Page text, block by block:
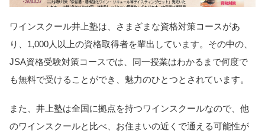
ワインスクール井上塾は、さまざまな資格対策コースがあ
り、1,000人以上の資格取得者を輩出しています。その中の、
JSA資格受験対策コースでは、同一授業はわかるまで何度で
も無料で受けることができ、魅力のひとつとされています。
また、井上塾は全国に拠点を持つワインスクールなので、他
のワインスクールと比べ、お住まいの近くで通える可能性が